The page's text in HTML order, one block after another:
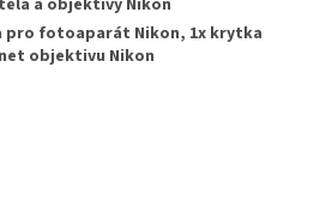
a objektivy Nikon
pro fotoaparát Nikon, 1x krytka
objektivu Nikon